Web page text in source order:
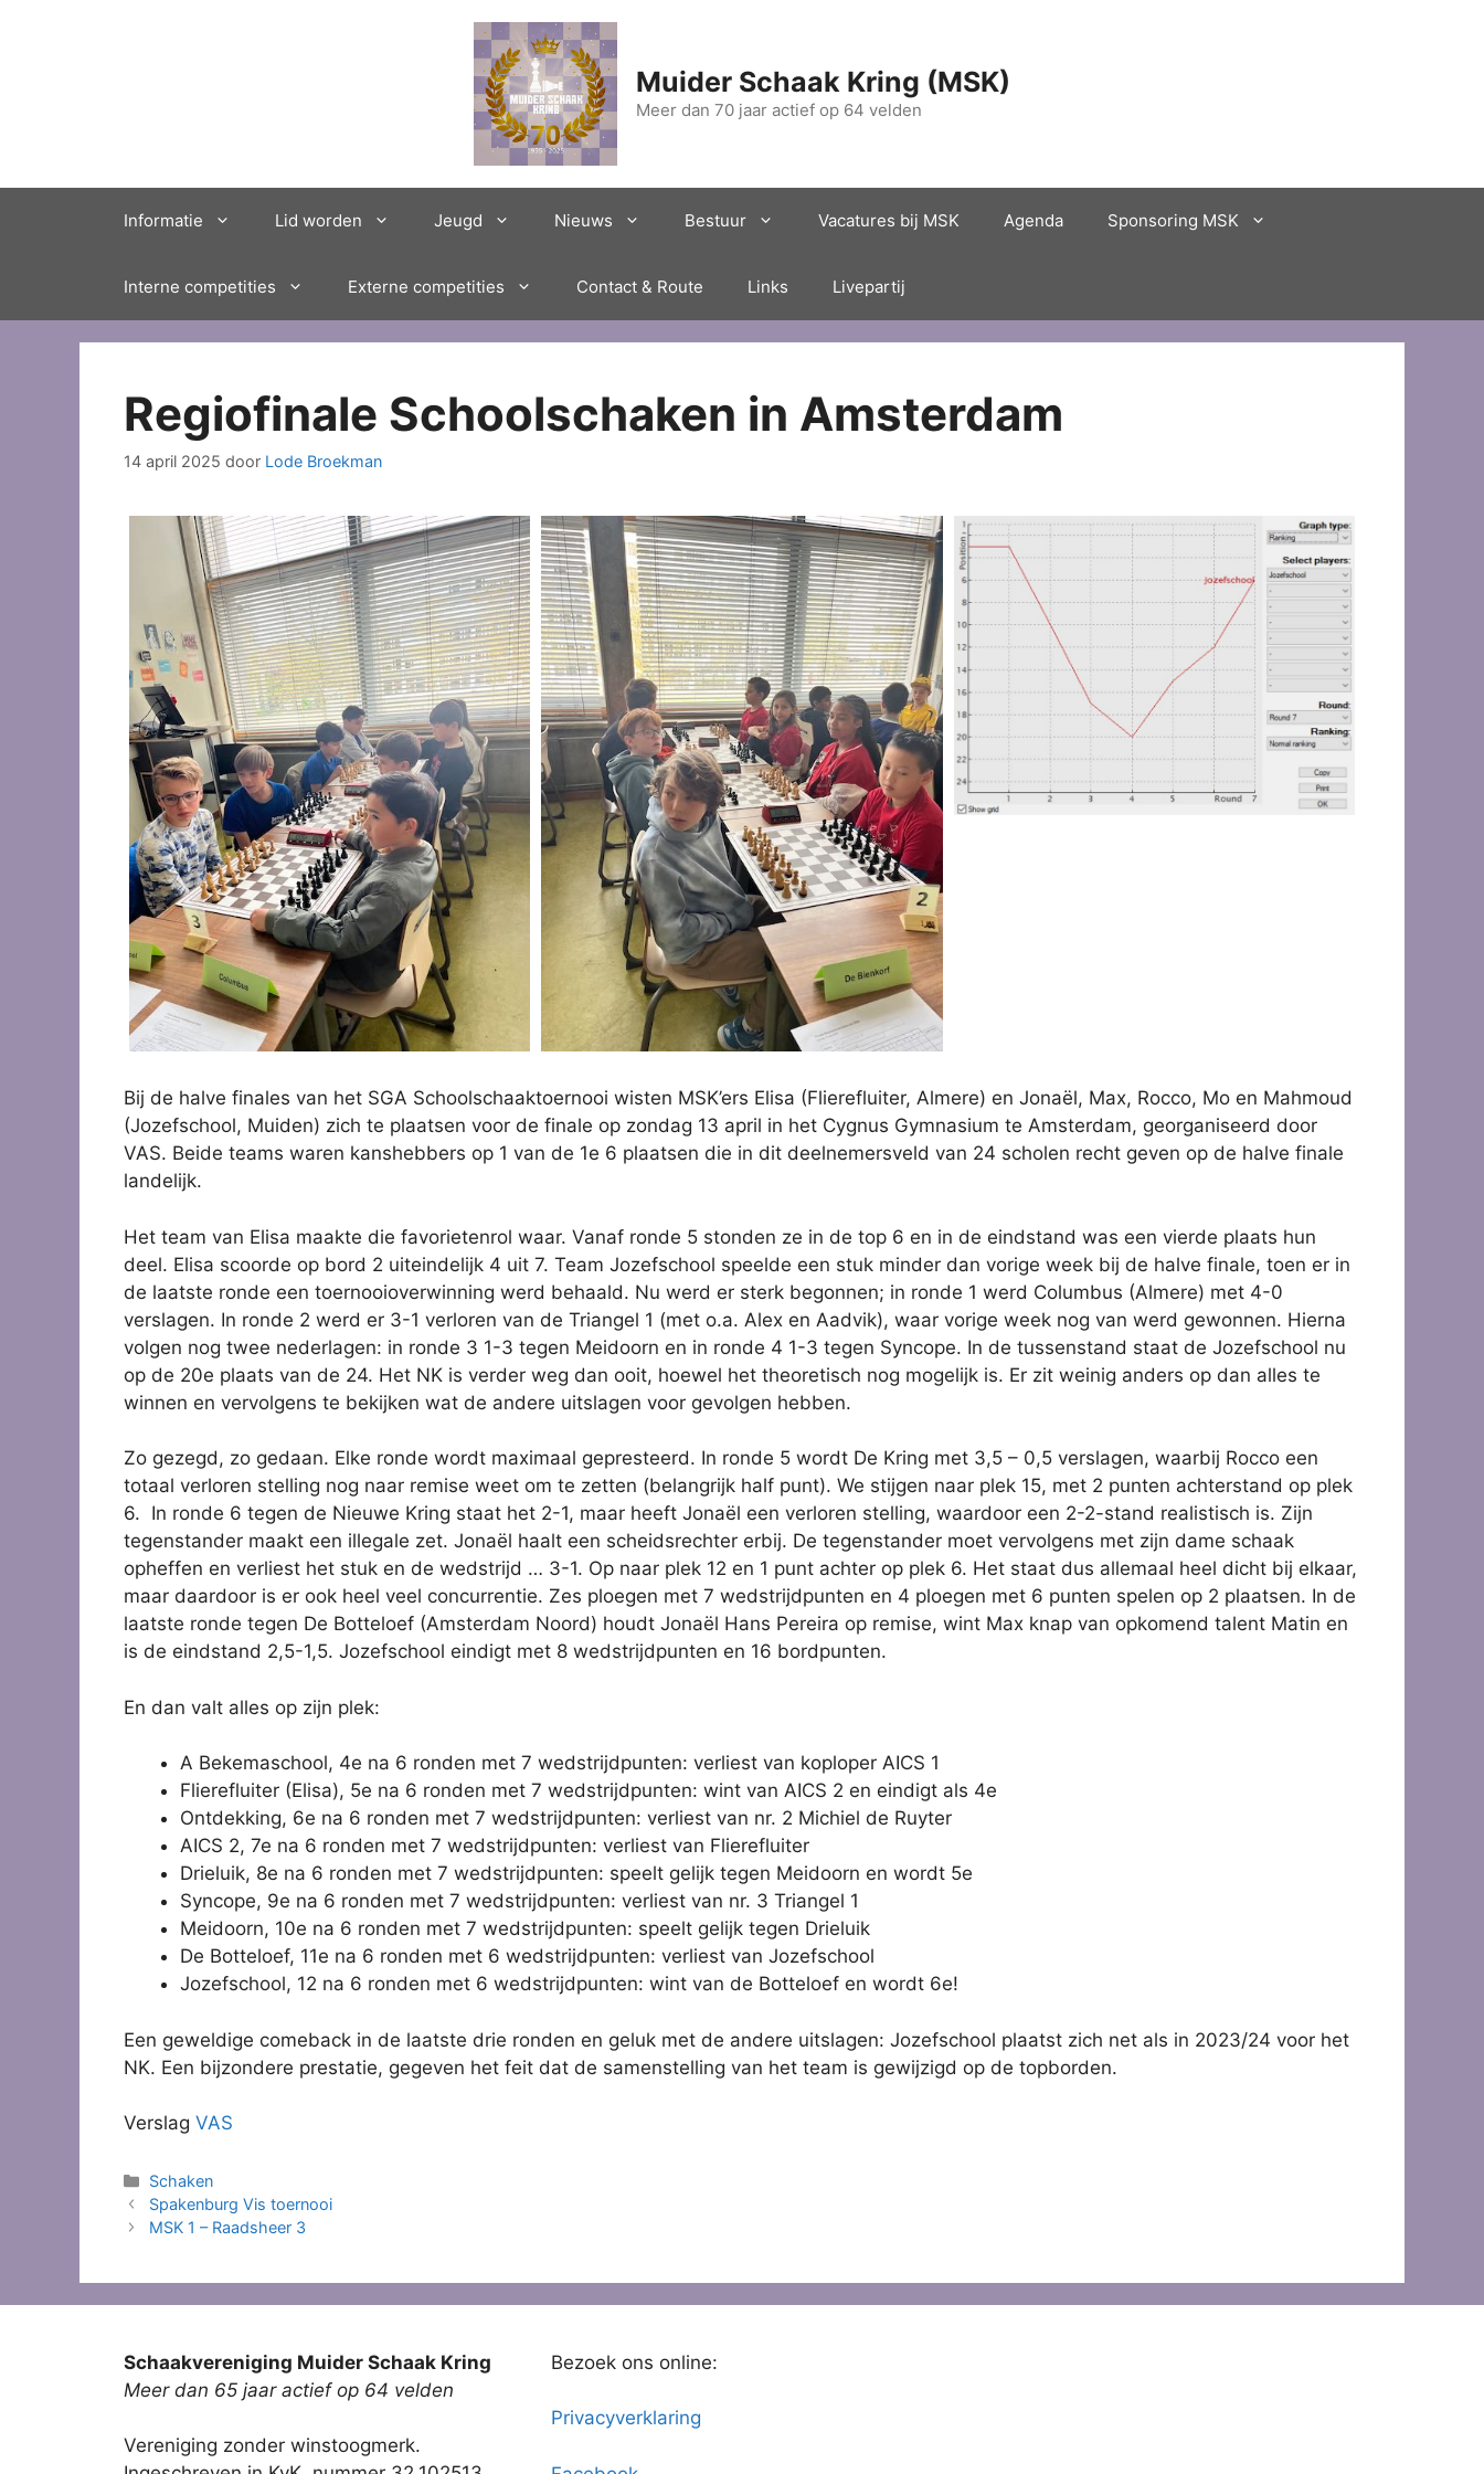
Muider Schaak Kring (MSK)
Meer dan 70 jaar actief op 64 velden
Informatie Lid worden Jeugd Nieuws Bestuur Vacatures bij MSK Agenda Sponsoring MSK
Interne competities Externe competities Contact & Route Links Livepartij
Regiofinale Schoolschaken in Amsterdam
14 april 2025 door Lode Broekman
Bij de halve finales van het SGA Schoolschaaktoernooi wisten MSK’ers Elisa (Flierefluiter, Almere) en Jonaël, Max, Rocco, Mo en Mahmoud
(Jozefschool, Muiden) zich te plaatsen voor de finale op zondag 13 april in het Cygnus Gymnasium te Amsterdam, georganiseerd door
VAS. Beide teams waren kanshebbers op 1 van de 1e 6 plaatsen die in dit deelnemersveld van 24 scholen recht geven op de halve finale
landelijk.
Het team van Elisa maakte die favorietenrol waar. Vanaf ronde 5 stonden ze in de top 6 en in de eindstand was een vierde plaats hun
deel. Elisa scoorde op bord 2 uiteindelijk 4 uit 7. Team Jozefschool speelde een stuk minder dan vorige week bij de halve finale, toen er in
de laatste ronde een toernooioverwinning werd behaald. Nu werd er sterk begonnen; in ronde 1 werd Columbus (Almere) met 4-0
verslagen. In ronde 2 werd er 3-1 verloren van de Triangel 1 (met o.a. Alex en Aadvik), waar vorige week nog van werd gewonnen. Hierna
volgen nog twee nederlagen: in ronde 3 1-3 tegen Meidoorn en in ronde 4 1-3 tegen Syncope. In de tussenstand staat de Jozefschool nu
op de 20e plaats van de 24. Het NK is verder weg dan ooit, hoewel het theoretisch nog mogelijk is. Er zit weinig anders op dan alles te
winnen en vervolgens te bekijken wat de andere uitslagen voor gevolgen hebben.
Zo gezegd, zo gedaan. Elke ronde wordt maximaal gepresteerd. In ronde 5 wordt De Kring met 3,5 – 0,5 verslagen, waarbij Rocco een
totaal verloren stelling nog naar remise weet om te zetten (belangrijk half punt). We stijgen naar plek 15, met 2 punten achterstand op plek
6. In ronde 6 tegen de Nieuwe Kring staat het 2-1, maar heeft Jonaël een verloren stelling, waardoor een 2-2-stand realistisch is. Zijn
tegenstander maakt een illegale zet. Jonaël haalt een scheidsrechter erbij. De tegenstander moet vervolgens met zijn dame schaak
opheffen en verliest het stuk en de wedstrijd … 3-1. Op naar plek 12 en 1 punt achter op plek 6. Het staat dus allemaal heel dicht bij elkaar,
maar daardoor is er ook heel veel concurrentie. Zes ploegen met 7 wedstrijdpunten en 4 ploegen met 6 punten spelen op 2 plaatsen. In de
laatste ronde tegen De Botteloef (Amsterdam Noord) houdt Jonaël Hans Pereira op remise, wint Max knap van opkomend talent Matin en
is de eindstand 2,5-1,5. Jozefschool eindigt met 8 wedstrijdpunten en 16 bordpunten.
En dan valt alles op zijn plek:
A Bekemaschool, 4e na 6 ronden met 7 wedstrijdpunten: verliest van koploper AICS 1
Flierefluiter (Elisa), 5e na 6 ronden met 7 wedstrijdpunten: wint van AICS 2 en eindigt als 4e
Ontdekking, 6e na 6 ronden met 7 wedstrijdpunten: verliest van nr. 2 Michiel de Ruyter
AICS 2, 7e na 6 ronden met 7 wedstrijdpunten: verliest van Flierefluiter
Drieluik, 8e na 6 ronden met 7 wedstrijdpunten: speelt gelijk tegen Meidoorn en wordt 5e
Syncope, 9e na 6 ronden met 7 wedstrijdpunten: verliest van nr. 3 Triangel 1
Meidoorn, 10e na 6 ronden met 7 wedstrijdpunten: speelt gelijk tegen Drieluik
De Botteloef, 11e na 6 ronden met 6 wedstrijdpunten: verliest van Jozefschool
Jozefschool, 12 na 6 ronden met 6 wedstrijdpunten: wint van de Botteloef en wordt 6e!
Een geweldige comeback in de laatste drie ronden en geluk met de andere uitslagen: Jozefschool plaatst zich net als in 2023/24 voor het
NK. Een bijzondere prestatie, gegeven het feit dat de samenstelling van het team is gewijzigd op de topborden.
Verslag VAS
Categorieën
Schaken
Spakenburg Vis toernooi
MSK 1 – Raadsheer 3
Schaakvereniging Muider Schaak Kring
Meer dan 65 jaar actief op 64 velden
Vereniging zonder winstoogmerk.
Bezoek ons online:
Privacyverklaring